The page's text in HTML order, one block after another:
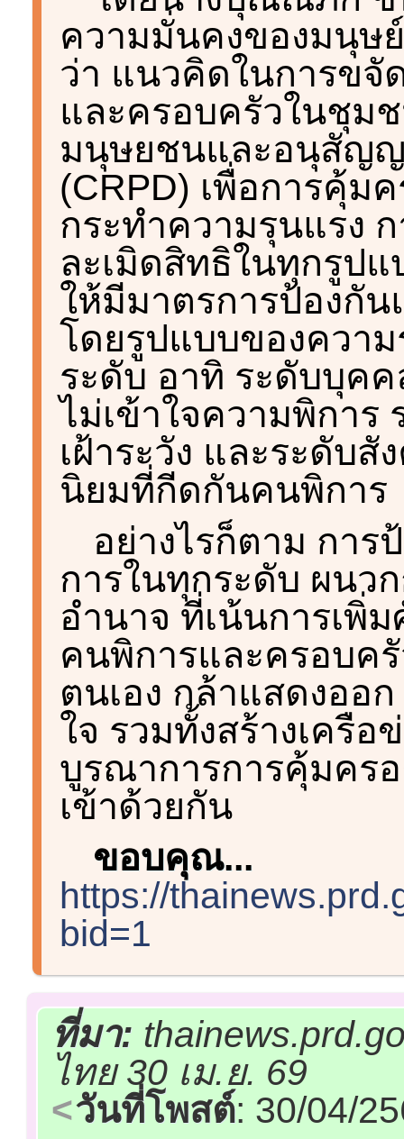
ความมั่นคงของมนุษ
ว่า แนวคิดในการขจั
และครอบครัวในชุม
มนุษยชนและอนุสัญ
(CRPD) เพื่อการคุ้ม
กระทำความรุนแรง
ละเมิดสิทธิในทุกรูป
ให้มีมาตรการป้องกัน
โดยรูปแบบของควา
ระดับ อาทิ ระดับบุค
ไม่เข้าใจความพิกา
เฝ้าระวัง และระดับ
นิยมที่กีดกันคนพิการ
อย่างไรก็ตาม กา
การในทุกระดับ ผนว
อำนาจ ที่เน้นการเพิ่
คนพิการและครอบค
ตนเอง กล้าแสดงออ
ใจ รวมทั้งสร้างเครื
บูรณาการการคุ้มคร
เข้าด้วยกัน
ขอบคุณ...
https://
bid=1
ที่มา:
ไทย 30 เม.ย. 69
วันที่โพสต์: 30/04/